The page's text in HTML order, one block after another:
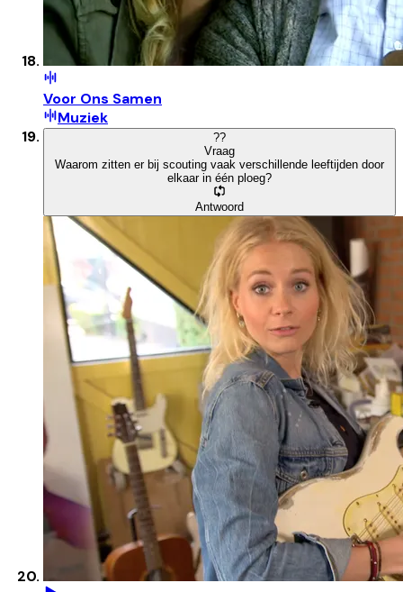
Voor Ons Samen
Muziek
??
Vraag
Waarom zitten er bij scouting vaak verschillende leeftijden door
elkaar in één ploeg?
Antwoord